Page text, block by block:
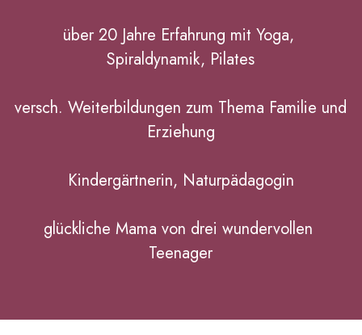
über 20 Jahre Erfahrung mit Yoga,
Spiraldynamik, Pilates
versch. Weiterbildungen zum Thema Familie und
Erziehung
Kindergärtnerin, Naturpädagogin
glückliche Mama von drei wundervollen
Teenager